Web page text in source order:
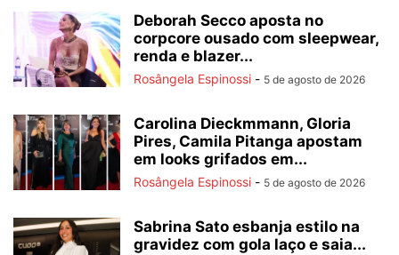
Deborah Secco aposta no
corpcore ousado com sleepwear,
renda e blazer...
Rosângela Espinossi - 5 de agosto de 2026
Carolina Dieckmmann, Gloria
Pires, Camila Pitanga apostam
em looks grifados em...
Rosângela Espinossi - 5 de agosto de 2026
Sabrina Sato esbanja estilo na
gravidez com gola laço e saia...